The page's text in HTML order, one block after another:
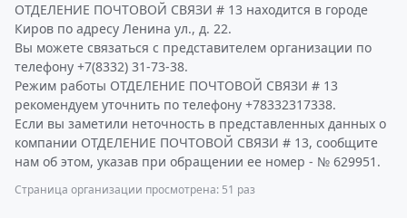
ОТДЕЛЕНИЕ ПОЧТОВОЙ СВЯЗИ # 13 находится в городе
Киров по адресу Ленина ул., д. 22.
Вы можете связаться с представителем организации по
телефону +7(8332) 31-73-38.
Режим работы ОТДЕЛЕНИЕ ПОЧТОВОЙ СВЯЗИ # 13
рекомендуем уточнить по телефону +78332317338.
Если вы заметили неточность в представленных данных о
компании ОТДЕЛЕНИЕ ПОЧТОВОЙ СВЯЗИ # 13, сообщите
нам об этом, указав при обращении ее номер - № 629951.
Страница организации просмотрена: 51 раз